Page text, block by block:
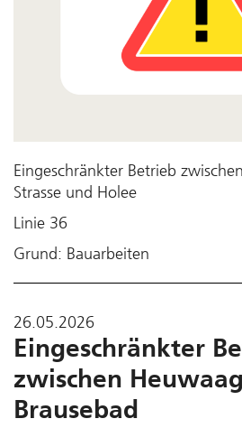
Eingeschränkter Betrieb
Strasse und Holee
Linie 36
Grund: Bauarbeiten
26.05.2026
Eingeschränkter
zwischen
Brausebad